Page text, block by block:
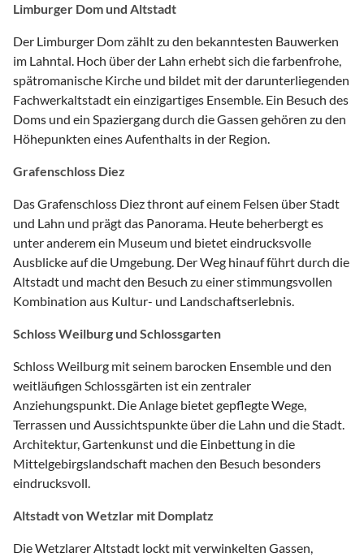
Limburger Dom und Altstadt
Der Limburger Dom zählt zu den bekanntesten Bauwerken
im Lahntal. Hoch über der Lahn erhebt sich die farbenfrohe,
spätromanische Kirche und bildet mit der darunterliegenden
Fachwerkaltstadt ein einzigartiges Ensemble. Ein Besuch des
Doms und ein Spaziergang durch die Gassen gehören zu den
Höhepunkten eines Aufenthalts in der Region.
Grafenschloss Diez
Das Grafenschloss Diez thront auf einem Felsen über Stadt
und Lahn und prägt das Panorama. Heute beherbergt es
unter anderem ein Museum und bietet eindrucksvolle
Ausblicke auf die Umgebung. Der Weg hinauf führt durch die
Altstadt und macht den Besuch zu einer stimmungsvollen
Kombination aus Kultur- und Landschaftserlebnis.
Schloss Weilburg und Schlossgarten
Schloss Weilburg mit seinem barocken Ensemble und den
weitläufigen Schlossgärten ist ein zentraler
Anziehungspunkt. Die Anlage bietet gepflegte Wege,
Terrassen und Aussichtspunkte über die Lahn und die Stadt.
Architektur, Gartenkunst und die Einbettung in die
Mittelgebirgslandschaft machen den Besuch besonders
eindrucksvoll.
Altstadt von Wetzlar mit Domplatz
Die Wetzlarer Altstadt lockt mit verwinkelten Gassen,